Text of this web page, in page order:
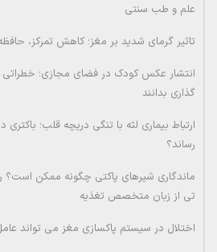
علم و طب سنتی
تاثیر گرمای شدید بر مغز؛ کاهش تمرکز،
انتشار عکس کودک در فضای مجازی؛ خطراتی
گذاری بدانند
ارتباط بیماری لثه با تنگی دریچه قلب؛
رساند؟
ماندگاری شیرهای پاکتی چگونه ممکن است؟
تی از زبان متخصص تغذیه
اختلال در سیستم پاکسازی مغز می تواند